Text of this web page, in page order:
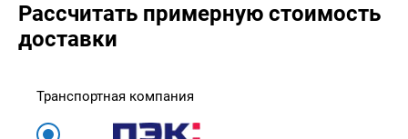
Рассчитать примерную стоимость
доставки
Транспортная компания